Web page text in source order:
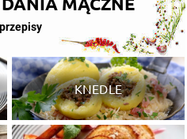
KNEDLE